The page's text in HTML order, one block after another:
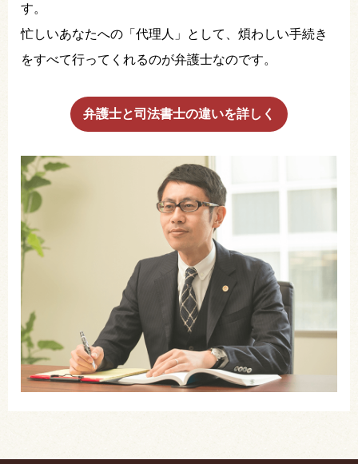
す。
忙しいあなたへの「代理人」として、煩わしい手続き
をすべて行ってくれるのが弁護士なのです。
弁護士と司法書士の違いを詳しく